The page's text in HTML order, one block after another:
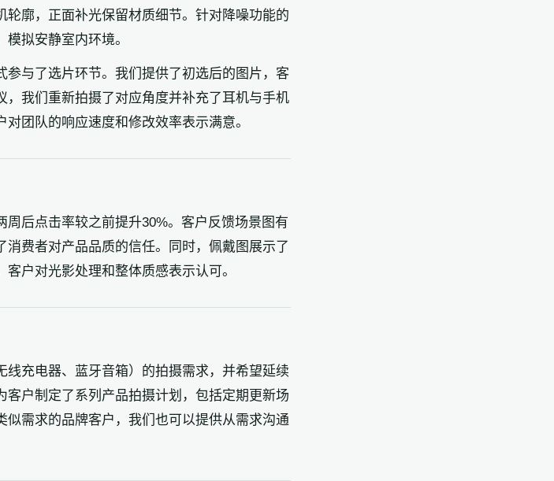
廓，正面补光保留材质细节。针对降噪功能的
拟安静室内环境。
与了选片环节。我们提供了初选后的图片，客
我们重新拍摄了对应角度并补充了耳机与手机
团队的响应速度和修改效率表示满意。
后点击率较之前提升30%。客户反馈场景图有
费者对产品品质的信任。同时，佩戴图展示了
户对光影处理和整体质感表示认可。
充电器、蓝牙音箱）的拍摄需求，并希望延续
户制定了系列产品拍摄计划，包括定期更新场
需求的品牌客户，我们也可以提供从需求沟通